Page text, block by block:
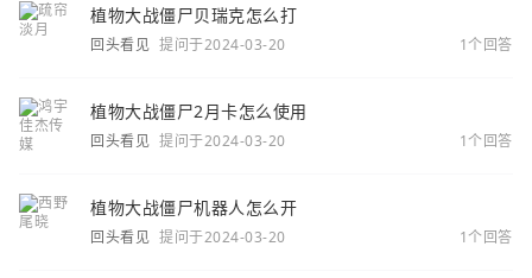
植物大战僵尸贝瑞克怎么打
回头看见 提问于2024-03-20 1个回答
植物大战僵尸2月卡怎么使用
回头看见 提问于2024-03-20 1个回答
植物大战僵尸机器人怎么开
回头看见 提问于2024-03-20 1个回答